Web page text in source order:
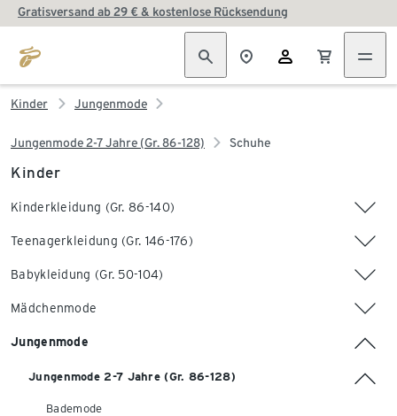
Gratisversand ab 29 € & kostenlose Rücksendung
Kinder Jungenmode
Jungenmode 2-7 Jahre (Gr. 86-128) Schuhe
Kinder
Kinderkleidung (Gr. 86-140)
Teenagerkleidung (Gr. 146-176)
Babykleidung (Gr. 50-104)
Mädchenmode
Jungenmode
Jungenmode 2-7 Jahre (Gr. 86-128)
Bademode